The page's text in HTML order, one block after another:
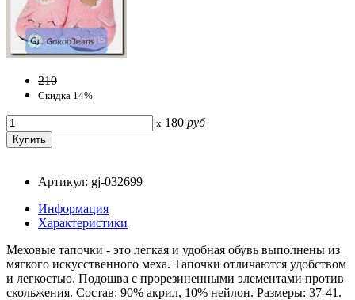
210
Скидка 14%
x 180 руб
Артикул: gj-032699
Информация
Характеристики
Меховые тапочки - это легкая и удобная обувь выполнены из
мягкого искусственного меха. Тапочки отличаются удобством
и легкостью. Подошва с прорезиненными элементами против
скольжения. Состав: 90% акрил, 10% нейлон. Размеры: 37-41.